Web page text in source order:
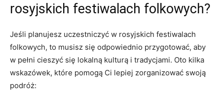
rosyjskich ⁢festiwalach folkowych?
Jeśli planujesz uczestniczyć w rosyjskich ⁢festiwalach
folkowych, to musisz ‍się odpowiednio⁢ przygotować, aby
⁣w pełni ⁢cieszyć‍ się lokalną kulturą ⁣i tradycjami. Oto kilka
wskazówek, które pomogą Ci lepiej zorganizować swoją
podróż: